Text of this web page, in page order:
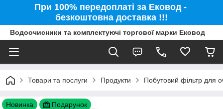
При 100% передоплаті за Ековод -
безкоштовна доставка !!!
Водоочисники та комплектуючі торгової марки Ековод
Товари та послуги Продукти Побутовий фільтр для
Новинка Подарунок